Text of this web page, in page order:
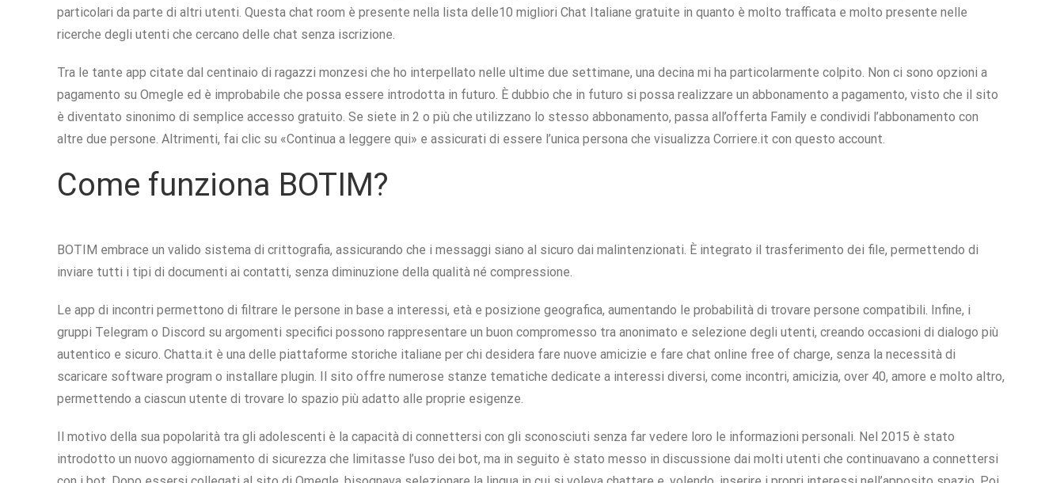
particolari da parte di altri utenti. Questa chat room è presente nella lista delle10 migliori Chat Italiane gratuite in quanto è molto trafficata e molto presente nelle
ricerche degli utenti che cercano delle chat senza iscrizione.
Tra le tante app citate dal centinaio di ragazzi monzesi che ho interpellato nelle ultime due settimane, una decina mi ha particolarmente colpito. Non ci sono opzioni a
pagamento su Omegle ed è improbabile che possa essere introdotta in futuro. È dubbio che in futuro si possa realizzare un abbonamento a pagamento, visto che il sito
è diventato sinonimo di semplice accesso gratuito. Se siete in 2 o più che utilizzano lo stesso abbonamento, passa all’offerta Family e condividi l’abbonamento con
altre due persone. Altrimenti, fai clic su «Continua a leggere qui» e assicurati di essere l’unica persona che visualizza Corriere.it con questo account.
Come funziona BOTIM?
BOTIM embrace un valido sistema di crittografia, assicurando che i messaggi siano al sicuro dai malintenzionati. È integrato il trasferimento dei file, permettendo di
inviare tutti i tipi di documenti ai contatti, senza diminuzione della qualità né compressione.
Le app di incontri permettono di filtrare le persone in base a interessi, età e posizione geografica, aumentando le probabilità di trovare persone compatibili. Infine, i
gruppi Telegram o Discord su argomenti specifici possono rappresentare un buon compromesso tra anonimato e selezione degli utenti, creando occasioni di dialogo più
autentico e sicuro. Chatta.it è una delle piattaforme storiche italiane per chi desidera fare nuove amicizie e fare chat online free of charge, senza la necessità di
scaricare software program o installare plugin. Il sito offre numerose stanze tematiche dedicate a interessi diversi, come incontri, amicizia, over 40, amore e molto altro,
permettendo a ciascun utente di trovare lo spazio più adatto alle proprie esigenze.
Il motivo della sua popolarità tra gli adolescenti è la capacità di connettersi con gli sconosciuti senza far vedere loro le informazioni personali. Nel 2015 è stato
introdotto un nuovo aggiornamento di sicurezza che limitasse l’uso dei bot, ma in seguito è stato messo in discussione dai molti utenti che continuavano a connettersi